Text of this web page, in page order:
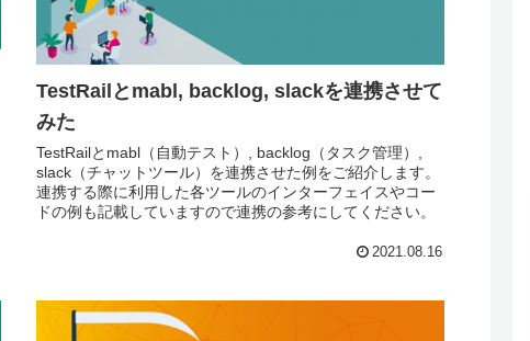
TestRailとmabl, backlog, slackを連携させて
みた
TestRailとmabl（自動テスト）, backlog（タスク管理）,
slack（チャットツール）を連携させた例をご紹介します。
連携する際に利用した各ツールのインターフェイスやコー
ドの例も記載していますので連携の参考にしてください。
2021.08.16